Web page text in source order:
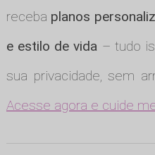
receba planos
e estilo de vida – tudo
sua privacidade, sem
Acesse agora e cuide